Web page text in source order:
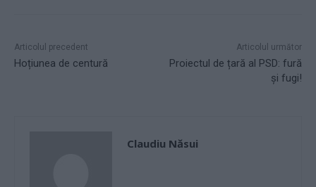
Articolul precedent
Hoțiunea de centură
Articolul următor
Proiectul de țară al PSD: fură
și fugi!
Claudiu Năsui